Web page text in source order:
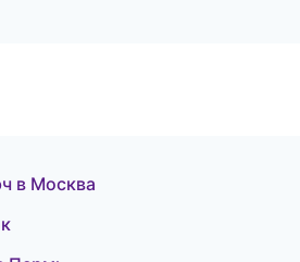
в Москва